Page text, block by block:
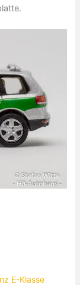
E-Klasse